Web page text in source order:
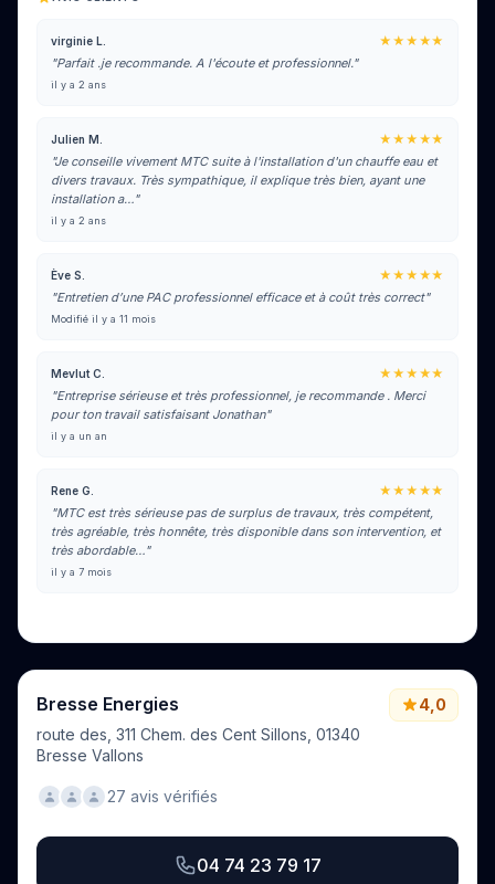
virginie L.
★★★★★
"Parfait .je recommande. A l'écoute et professionnel."
il y a 2 ans
Julien M.
★★★★★
"Je conseille vivement MTC suite à l'installation d'un chauffe eau et
divers travaux. Très sympathique, il explique très bien, ayant une
installation a…"
il y a 2 ans
Ève S.
★★★★★
"Entretien d’une PAC professionnel efficace et à coût très correct"
Modifié il y a 11 mois
Mevlut C.
★★★★★
"Entreprise sérieuse et très professionnel, je recommande . Merci
pour ton travail satisfaisant Jonathan"
il y a un an
Rene G.
★★★★★
"MTC est très sérieuse pas de surplus de travaux, très compétent,
très agréable, très honnête, très disponible dans son intervention, et
très abordable…"
il y a 7 mois
Bresse Energies
route des, 311 Chem. des Cent Sillons, 01340
Bresse Vallons
4,0
27 avis vérifiés
04 74 23 79 17